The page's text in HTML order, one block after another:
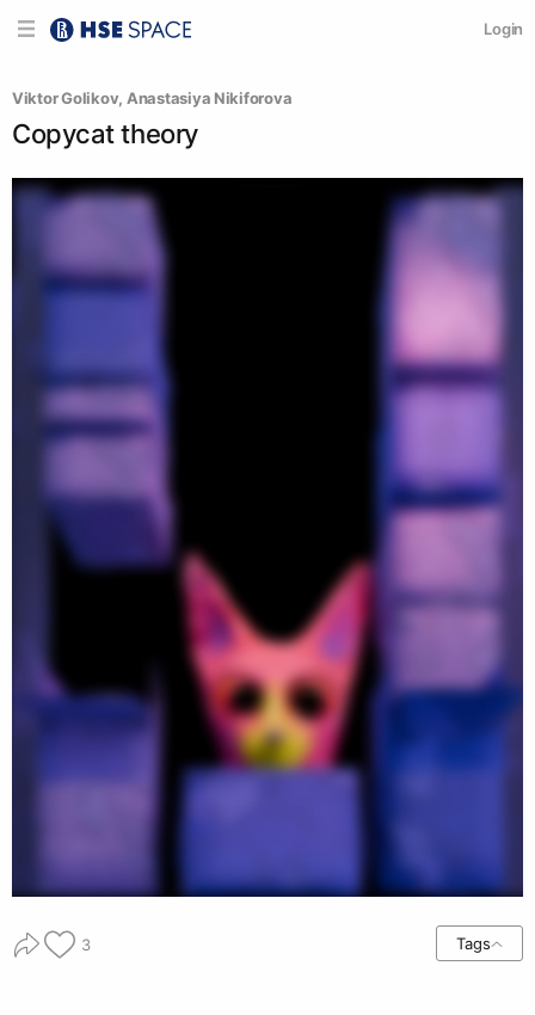
Login
Viktor Golikov, Anastasiya Nikiforova
Copycat theory
3 Tags